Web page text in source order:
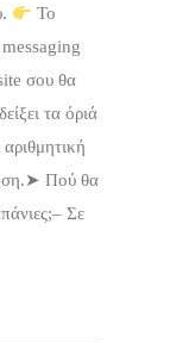
Το
σου θα
τα όριά
Πού θα
Σε